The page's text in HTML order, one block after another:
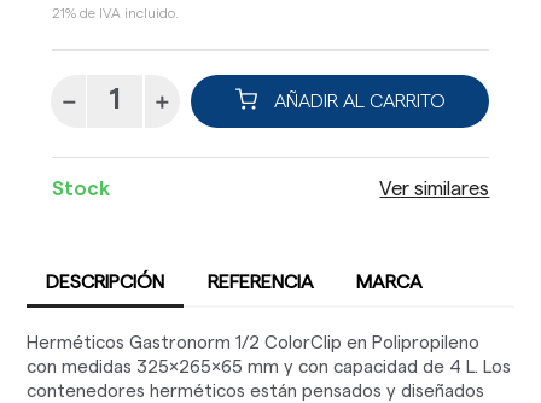
21% de IVA incluido.
AÑADIR AL CARRITO
Stock Ver similares
DESCRIPCIÓN REFERENCIA MARCA
Herméticos Gastronorm 1/2 ColorClip en Polipropileno
con medidas 325x265x65 mm y con capacidad de 4 L. Los
contenedores herméticos están pensados y diseñados